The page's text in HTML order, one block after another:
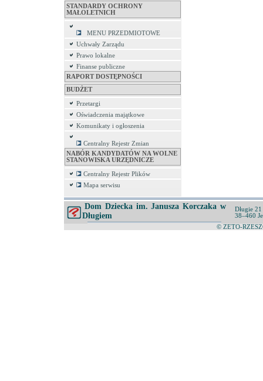
STANDARDY OCHRONY
MAŁOLETNICH
MENU PRZEDMIOTOWE
Uchwały Zarządu
Prawo lokalne
Finanse publiczne
RAPORT DOSTĘPNOŚCI
BUDŻET
Przetargi
Oświadczenia majątkowe
Komunikaty i ogłoszenia
Centralny Rejestr Zmian
NABÓR KANDYDATÓW NA WOLNE
STANOWISKA URZĘDNICZE
Centralny Rejestr Plików
Mapa serwisu
Dom Dziecka im. Janusza Korczaka w
Długiem
Długie 21
38–460
© ZETO-